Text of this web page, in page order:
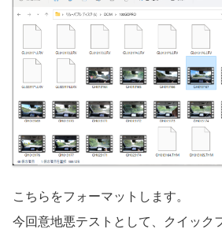
こちらをフォーマットします。
今回意地悪テストとして、クイック